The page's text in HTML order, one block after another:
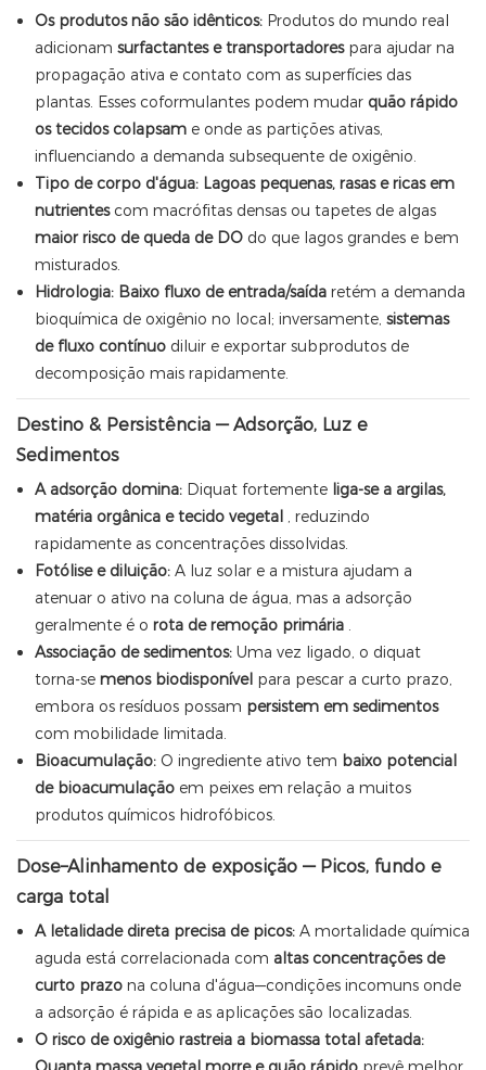
Os produtos não são idênticos: Produtos do mundo real
adicionam surfactantes e transportadores para ajudar na
propagação ativa e contato com as superfícies das
plantas. Esses coformulantes podem mudar quão rápido
os tecidos colapsam e onde as partições ativas,
influenciando a demanda subsequente de oxigênio.
Tipo de corpo d'água: Lagoas pequenas, rasas e ricas em
nutrientes com macrófitas densas ou tapetes de algas
maior risco de queda de DO do que lagos grandes e bem
misturados.
Hidrologia: Baixo fluxo de entrada/saída retém a demanda
bioquímica de oxigênio no local; inversamente, sistemas
de fluxo contínuo diluir e exportar subprodutos de
decomposição mais rapidamente.
Destino & Persistência — Adsorção, Luz e
Sedimentos
A adsorção domina: Diquat fortemente liga-se a argilas,
matéria orgânica e tecido vegetal , reduzindo
rapidamente as concentrações dissolvidas.
Fotólise e diluição: A luz solar e a mistura ajudam a
atenuar o ativo na coluna de água, mas a adsorção
geralmente é o rota de remoção primária .
Associação de sedimentos: Uma vez ligado, o diquat
torna-se menos biodisponível para pescar a curto prazo,
embora os resíduos possam persistem em sedimentos
com mobilidade limitada.
Bioacumulação: O ingrediente ativo tem baixo potencial
de bioacumulação em peixes em relação a muitos
produtos químicos hidrofóbicos.
Dose–Alinhamento de exposição — Picos, fundo e
carga total
A letalidade direta precisa de picos: A mortalidade química
aguda está correlacionada com altas concentrações de
curto prazo na coluna d'água—condições incomuns onde
a adsorção é rápida e as aplicações são localizadas.
O risco de oxigênio rastreia a biomassa total afetada: